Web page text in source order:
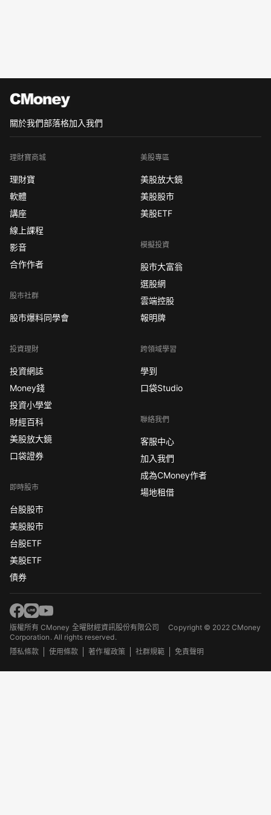
關於我們部落格加入我們
理財寶商城
理財寶
軟體
講座
線上課程
影音
合作作者
股市社群
股市爆料同學會
投資理財
投資網誌
Money錢
投資小學堂
財經百科
美股放大鏡
口袋證券
即時股市
台股股市
美股股市
台股ETF
美股ETF
債券
美股專區
美股放大鏡
美股股市
美股ETF
模擬投資
股市大富翁
選股網
雲端控股
報明牌
跨領域學習
學到
口袋Studio
聯絡我們
客服中心
加入我們
成為CMoney作者
場地租借
版權所有 CMoney 全曜財經資訊股份有限公司Copyright © 2022 CMoney
Corporation. All rights reserved.
隱私條款
使用條款 著作權政策 社群規範 免責聲明